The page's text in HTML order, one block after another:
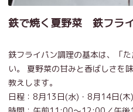
鉄で焼く夏野菜 鉄フラ
鉄フライパン調理の基本は、「
い。 夏野菜の甘みと香ばしさを
教えします。
日程：8月13日(水)・8月14日(木)